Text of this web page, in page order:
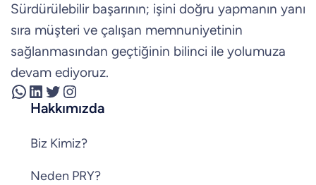
Sürdürülebilir başarının; işini doğru yapmanın yanı
sıra müşteri ve çalışan memnuniyetinin
sağlanmasından geçtiğinin bilinci ile yolumuza
devam ediyoruz.
WhatsApp LinkedIn Twitter Instagram
Hakkımızda
Biz Kimiz?
Neden PRY?